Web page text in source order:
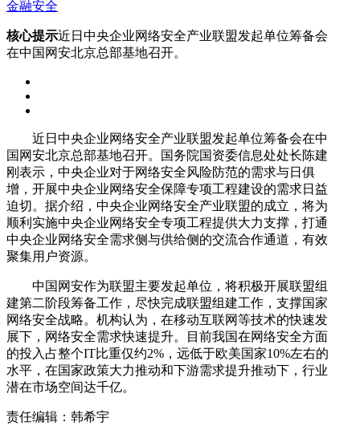
金融安全
核心提示近日中央企业网络安全产业联盟发起单位筹备会
在中国网安北京总部基地召开。
近日中央企业网络安全产业联盟发起单位筹备会在中
国网安北京总部基地召开。国务院国资委信息处处长陈建
刚表示，中央企业对于网络安全风险防范的需求与日俱
增，开展中央企业网络安全保障专项工程建设的需求日益
迫切。据介绍，中央企业网络安全产业联盟的成立，将为
顺利实施中央企业网络安全专项工程提供大力支撑，打通
中央企业网络安全需求侧与供给侧的交流合作通道，有效
聚集用户资源。
中国网安作为联盟主要发起单位，将积极开展联盟组
建第二阶段筹备工作，尽快完成联盟组建工作，支撑国家
网络安全战略。机构认为，在移动互联网等技术的快速发
展下，网络安全需求快速提升。目前我国在网络安全方面
的投入占整个IT比重仅约2%，远低于欧美国家10%左右的
水平，在国家政策大力推动和下游需求提升推动下，行业
潜在市场空间达千亿。
责任编辑：韩希宇